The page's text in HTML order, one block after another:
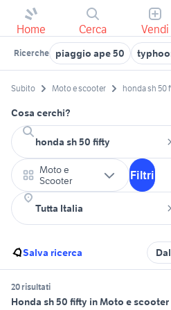
Home Cerca Vendi
Ricerche piaggio ape 50
Subito Moto e scooter honda sh 50
Cosa cerchi?
Moto e
Scooter
Filtri
Salva ricerca
20 risultati
Honda sh 50 fifty in Moto e scooter